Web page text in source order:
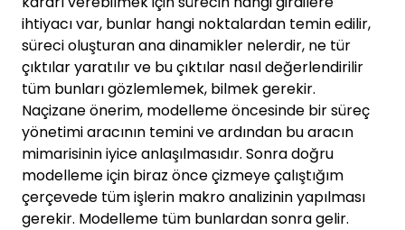
ihtiyacı var, bunlar hangi noktalardan temin edilir,
süreci oluşturan ana dinamikler nelerdir, ne tür
çıktılar yaratılır ve bu çıktılar nasıl değerlendirilir
tüm bunları gözlemlemek, bilmek gerekir.
Naçizane önerim, modelleme öncesinde bir süreç
yönetimi aracının temini ve ardından bu aracın
mimarisinin iyice anlaşılmasıdır. Sonra doğru
modelleme için biraz önce çizmeye çalıştığım
çerçevede tüm işlerin makro analizinin yapılması
gerekir. Modelleme tüm bunlardan sonra gelir.